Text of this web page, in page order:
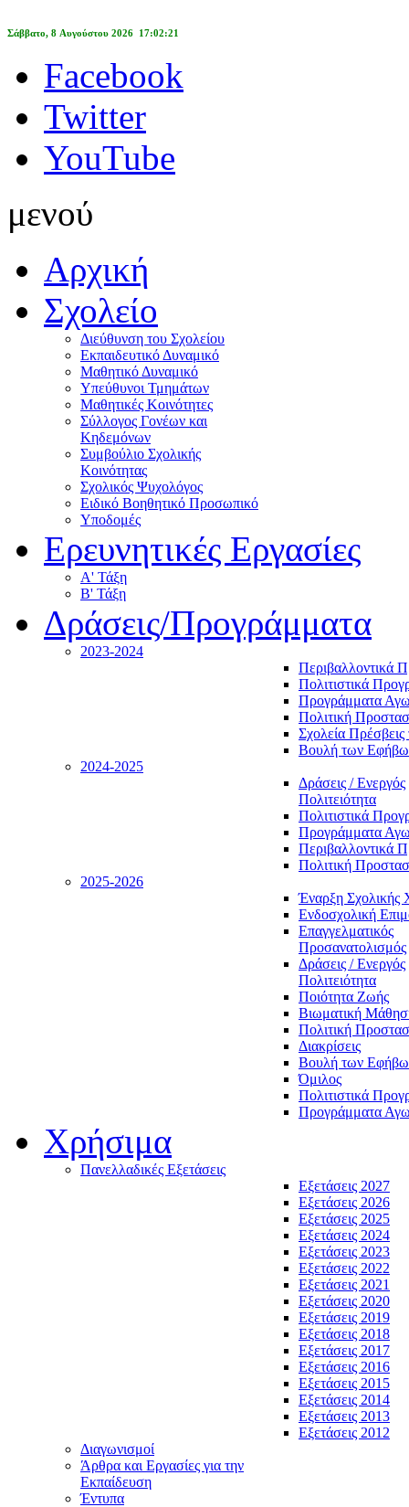
Σάββατο, 8 Αυγούστου 2026 17:02:21
Facebook
Twitter
YouTube
μενού
Αρχική
Σχολείο
Διεύθυνση του Σχολείου
Εκπαιδευτικό Δυναμικό
Μαθητικό Δυναμικό
Υπεύθυνοι Τμημάτων
Μαθητικές Κοινότητες
Σύλλογος Γονέων και
Κηδεμόνων
Συμβούλιο Σχολικής
Κοινότητας
Σχολικός Ψυχολόγος
Ειδικό Βοηθητικό Προσωπικό
Υποδομές
Ερευνητικές Εργασίες
Α' Τάξη
Β' Τάξη
Δράσεις/Προγράμματα
2023-2024
Περιβαλλοντικά
Πολιτιστικά
Προγράμματα
Πολιτική
Σχολεία
Βουλή των
2024-2025
Δράσεις / Ενεργός
Πολιτειότητα
Πολιτιστικά
Προγράμματα
Περιβαλλοντικά
Πολιτική
2025-2026
Έναρξη Σχολικής
Ενδοσχολική
Επαγγελματικός
Προσανατολισμός
Δράσεις / Ενεργός
Πολιτειότητα
Ποιότητα Ζωής
Βιωματική
Πολιτική
Διακρίσεις
Βουλή των
Όμιλος
Πολιτιστικά
Προγράμματα
Χρήσιμα
Πανελλαδικές Εξετάσεις
Εξετάσεις 2027
Εξετάσεις 2026
Εξετάσεις 2025
Εξετάσεις 2024
Εξετάσεις 2023
Εξετάσεις 2022
Εξετάσεις 2021
Εξετάσεις 2020
Εξετάσεις 2019
Εξετάσεις 2018
Εξετάσεις 2017
Εξετάσεις 2016
Εξετάσεις 2015
Εξετάσεις 2014
Εξετάσεις 2013
Εξετάσεις 2012
Διαγωνισμοί
Άρθρα και Εργασίες για την
Εκπαίδευση
Έντυπα